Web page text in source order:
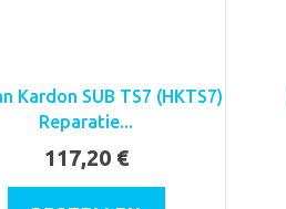
Kardon SUB TS7 (HKTS7)
Reparatie...
117,20 €